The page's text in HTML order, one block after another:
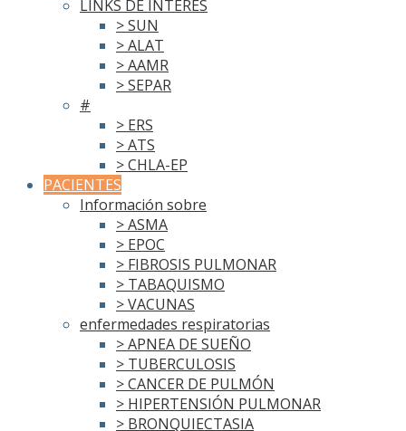
LINKS DE INTERÉS
> SUN
> ALAT
> AAMR
> SEPAR
#
> ERS
> ATS
> CHLA-EP
PACIENTES
Información sobre
> ASMA
> EPOC
> FIBROSIS PULMONAR
> TABAQUISMO
> VACUNAS
enfermedades respiratorias
> APNEA DE SUEÑO
> TUBERCULOSIS
> CANCER DE PULMÓN
> HIPERTENSIÓN PULMONAR
> BRONQUIECTASIA